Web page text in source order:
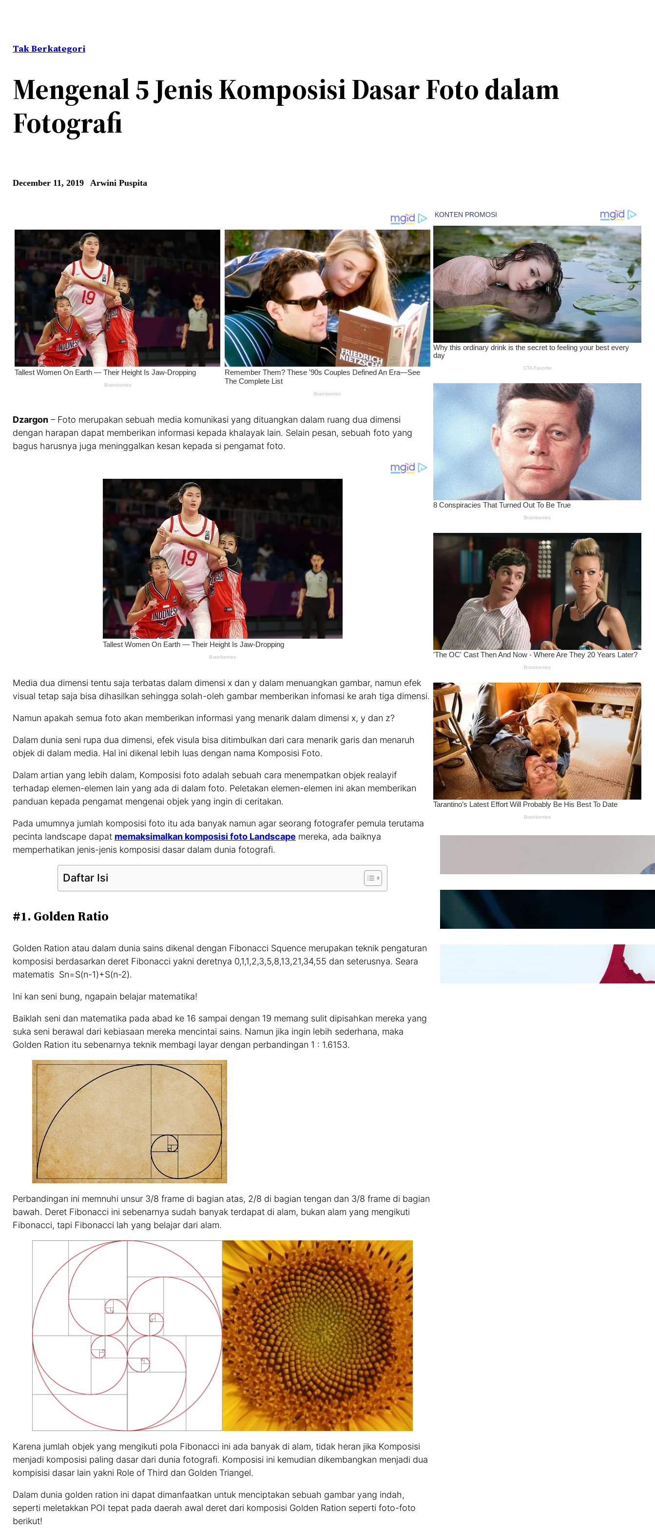
Tak Berkategori
Mengenal 5 Jenis Komposisi Dasar Foto dalam
Fotografi
December 11, 2019 Arwini Puspita
Dzargon – Foto merupakan sebuah media komunikasi yang dituangkan dalam ruang dua dimensi
dengan harapan dapat memberikan informasi kepada khalayak lain. Selain pesan, sebuah foto yang
bagus harusnya juga meninggalkan kesan kepada si pengamat foto.
Media dua dimensi tentu saja terbatas dalam dimensi x dan y dalam menuangkan gambar, namun efek
visual tetap saja bisa dihasilkan sehingga solah-oleh gambar memberikan infomasi ke arah tiga dimensi.
Namun apakah semua foto akan memberikan informasi yang menarik dalam dimensi x, y dan z?
Dalam dunia seni rupa dua dimensi, efek visula bisa ditimbulkan dari cara menarik garis dan menaruh
objek di dalam media. Hal ini dikenal lebih luas dengan nama Komposisi Foto.
Dalam artian yang lebih dalam, Komposisi foto adalah sebuah cara menempatkan objek realayif
terhadap elemen-elemen lain yang ada di dalam foto. Peletakan elemen-elemen ini akan memberikan
panduan kepada pengamat mengenai objek yang ingin di ceritakan.
Pada umumnya jumlah komposisi foto itu ada banyak namun agar seorang fotografer pemula terutama
pecinta landscape dapat memaksimalkan komposisi foto Landscape mereka, ada baiknya
memperhatikan jenis-jenis komposisi dasar dalam dunia fotografi.
Daftar Isi
#1. Golden Ratio
Golden Ration atau dalam dunia sains dikenal dengan Fibonacci Squence merupakan teknik pengaturan
komposisi berdasarkan deret Fibonacci yakni deretnya 0,1,1,2,3,5,8,13,21,34,55 dan seterusnya. Seara
matematis Sn=S(n-1)+S(n-2).
Ini kan seni bung, ngapain belajar matematika!
Baiklah seni dan matematika pada abad ke 16 sampai dengan 19 memang sulit dipisahkan mereka yang
suka seni berawal dari kebiasaan mereka mencintai sains. Namun jika ingin lebih sederhana, maka
Golden Ration itu sebenarnya teknik membagi layar dengan perbandingan 1 : 1.6153.
Perbandingan ini memnuhi unsur 3/8 frame di bagian atas, 2/8 di bagian tengan dan 3/8 frame di bagian
bawah. Deret Fibonacci ini sebenarnya sudah banyak terdapat di alam, bukan alam yang mengikuti
Fibonacci, tapi Fibonacci lah yang belajar dari alam.
Karena jumlah objek yang mengikuti pola Fibonacci ini ada banyak di alam, tidak heran jika Komposisi
menjadi komposisi paling dasar dari dunia fotografi. Komposisi ini kemudian dikembangkan menjadi dua
kompisisi dasar lain yakni Role of Third dan Golden Triangel.
Dalam dunia golden ration ini dapat dimanfaatkan untuk menciptakan sebuah gambar yang indah,
seperti meletakkan POI tepat pada daerah awal deret dari komposisi Golden Ration seperti foto-foto
berikut!
Wanita Pamer Pakaian
Kepribadian
Mengintip Kepribadian
Wanita Dari Warna Bra